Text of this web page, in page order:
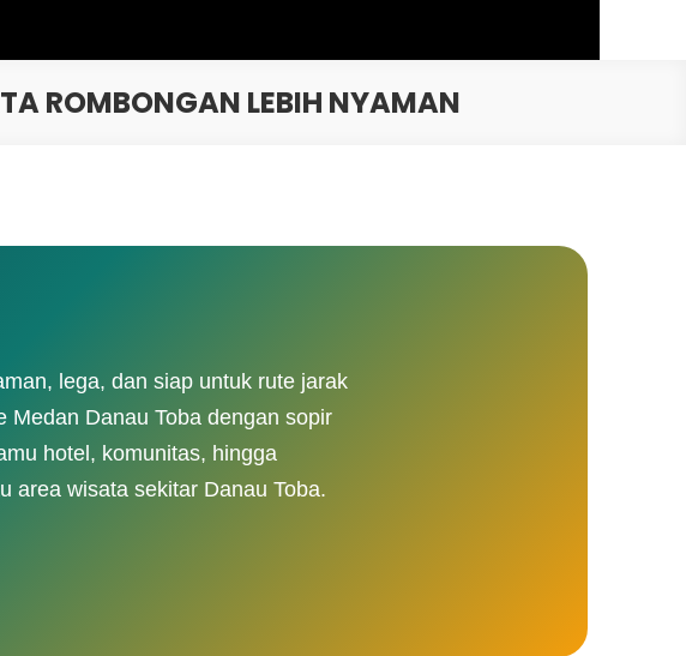
ROMBONGAN LEBIH NYAMAN
lega, dan siap untuk rute jarak
Medan Danau Toba dengan sopir
hotel, komunitas, hingga
area wisata sekitar Danau Toba.